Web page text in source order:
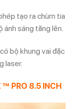
tạo ra chùm tia
ánh sáng tăng lên.
bộ khung vai đặc
laser.
™ PRO 8.5 INCH